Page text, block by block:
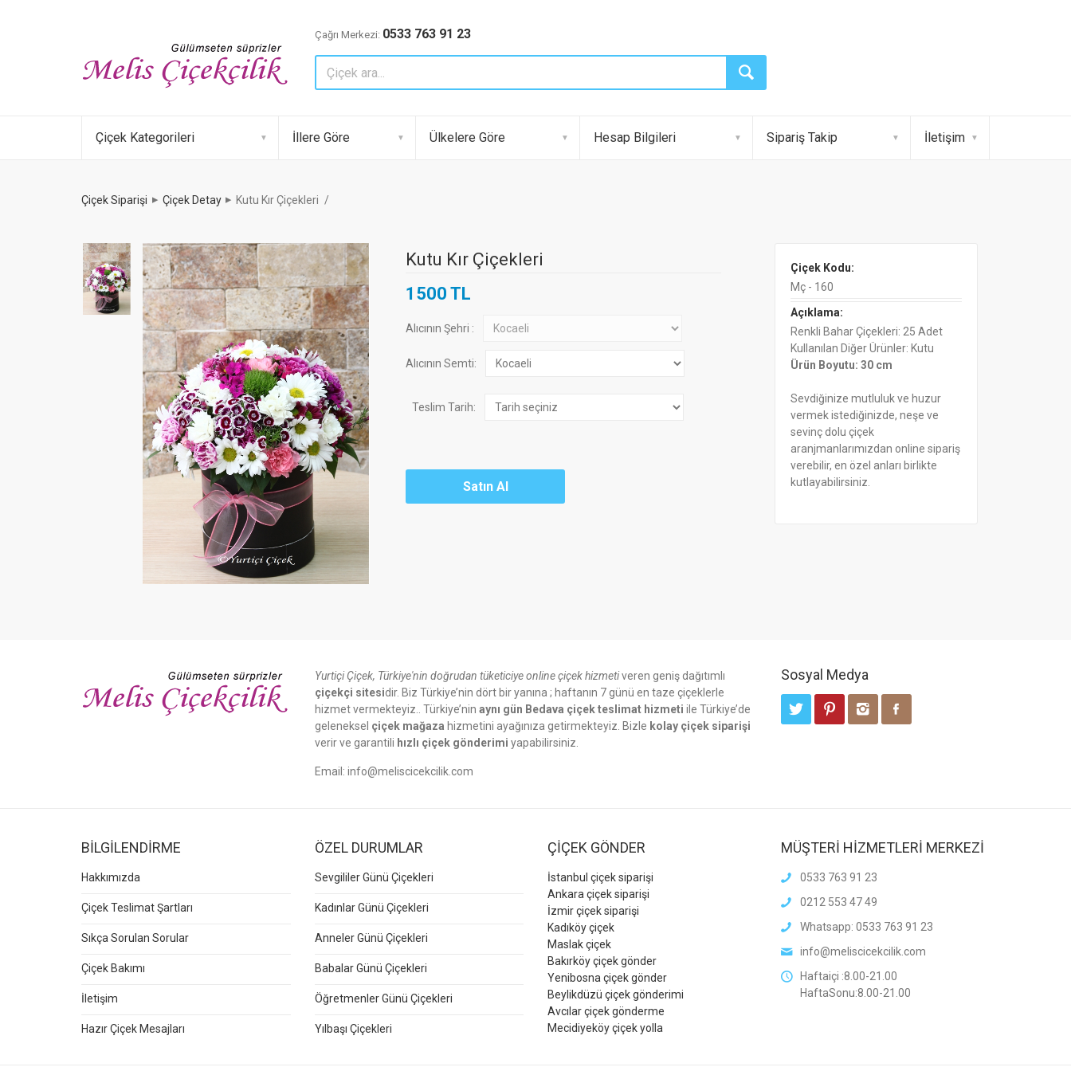
Çağrı Merkezi: 0533 763 91 23
Çiçek Kategorileri İllere Göre Ülkelere Göre Hesap Bilgileri Sipariş Takip İletişim
Çiçek Siparişi Çiçek Detay Kutu Kır Çiçekleri
Kutu Kır Çiçekleri
1500 TL
Alıcının Şehri :
Alıcının Semti:
Teslim Tarih:
Çiçek Kodu:
Mç - 160
Açıklama:
Renkli Bahar Çiçekleri: 25 Adet
Kullanılan Diğer Ürünler: Kutu
Ürün Boyutu: 30 cm
Sevdiğinize mutluluk ve huzur
vermek istediğinizde, neşe ve
sevinç dolu çiçek
aranjmanlarımızdan online sipariş
verebilir, en özel anları birlikte
kutlayabilirsiniz.
Yurtiçi Çiçek, Türkiye'nin doğrudan tüketiciye online çiçek hizmetiveren geniş dağıtımlı
çiçekçi sitesidir. Biz Türkiye’nin dört bir yanına ; haftanın 7 günü en taze çiçeklerle
hizmet vermekteyiz.. Türkiye’nin aynı gün Bedava çiçek teslimat hizmeti ile Türkiye’de
geleneksel çiçek mağaza hizmetini ayağınıza getirmekteyiz. Bizle kolay çiçek siparişi
verir ve garantili hızlı çiçek gönderimi yapabilirsiniz.
Email: info@meliscicekcilik.com
Sosyal Medya
BİLGİLENDİRME
Hakkımızda
Çiçek Teslimat Şartları
Sıkça Sorulan Sorular
Çiçek Bakımı
İletişim
Hazır Çiçek Mesajları
ÖZEL DURUMLAR
Sevgililer Günü Çiçekleri
Kadınlar Günü Çiçekleri
Anneler Günü Çiçekleri
Babalar Günü Çiçekleri
Öğretmenler Günü Çiçekleri
Yılbaşı Çiçekleri
ÇİÇEK GÖNDER
İstanbul çiçek siparişi
Ankara çiçek siparişi
İzmir çiçek siparişi
Kadıköy çiçek
Maslak çiçek
Bakırköy çiçek gönder
Yenibosna çiçek gönder
Beylikdüzü çiçek gönderimi
Avcılar çiçek gönderme
Mecidiyeköy çiçek yolla
MÜŞTERİ HİZMETLERİ MERKEZİ
0533 763 91 23
0212 553 47 49
Whatsapp: 0533 763 91 23
info@meliscicekcilik.com
Haftaiçi :8.00-21.00
HaftaSonu:8.00-21.00